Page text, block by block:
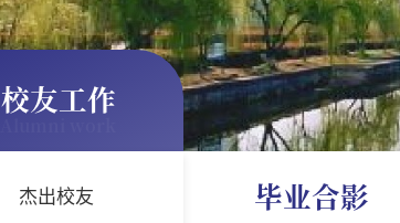
校友工作
杰出校友 毕业合影